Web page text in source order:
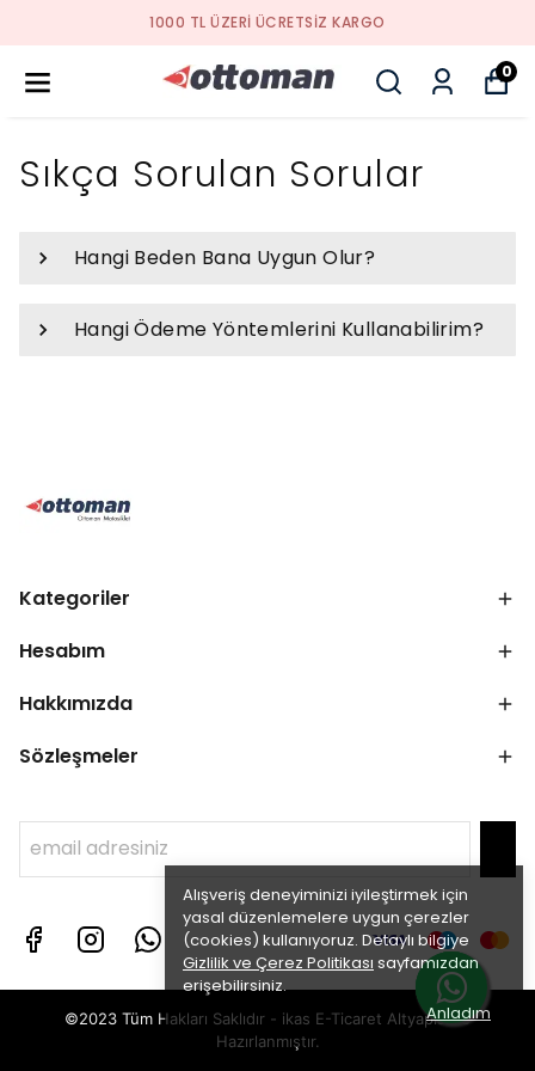
1000 TL ÜZERI ÜCRETSIZ KARGO
0
Alışveriş deneyiminizi iyileştirmek için
yasal düzenlemelere uygun çerezler
(cookies) kullanıyoruz. Detaylı bilgiye
Gizlilik ve Çerez Politikası sayfamızdan
erişebilirsiniz.
Anladım
Sıkça Sorulan Sorular
Hangi Beden Bana Uygun Olur?
Hangi Ödeme Yöntemlerini Kullanabilirim?
Kategoriler
Hesabım
Hakkımızda
Sözleşmeler
©2023 Tüm Hakları Saklıdır - ikas E-Ticaret Altyapısı ile
Hazırlanmıştır.